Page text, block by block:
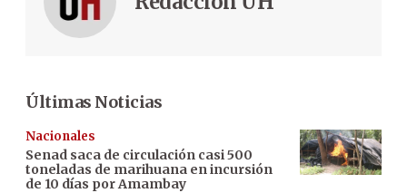
Últimas Noticias
Nacionales
Senad saca de circulación casi 500
toneladas de marihuana en incursión
de 10 días por Amambay